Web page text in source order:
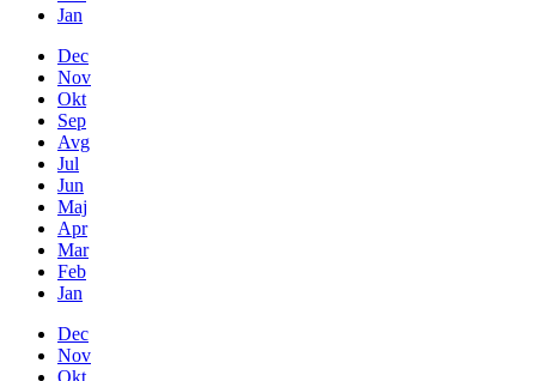
Jan
Dec
Nov
Okt
Sep
Avg
Jul
Jun
Maj
Apr
Mar
Feb
Jan
Dec
Nov
Okt